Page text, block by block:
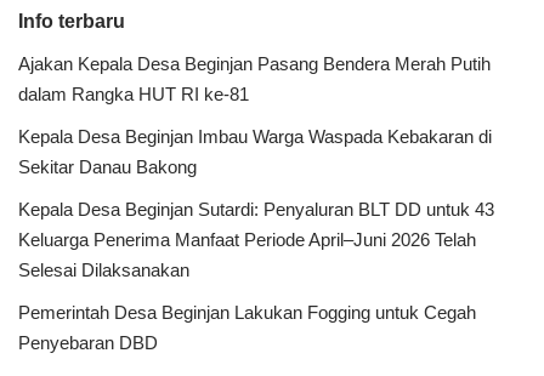
Info terbaru
Ajakan Kepala Desa Beginjan Pasang Bendera Merah Putih
dalam Rangka HUT RI ke-81
Kepala Desa Beginjan Imbau Warga Waspada Kebakaran di
Sekitar Danau Bakong
Kepala Desa Beginjan Sutardi: Penyaluran BLT DD untuk 43
Keluarga Penerima Manfaat Periode April–Juni 2026 Telah
Selesai Dilaksanakan
Pemerintah Desa Beginjan Lakukan Fogging untuk Cegah
Penyebaran DBD